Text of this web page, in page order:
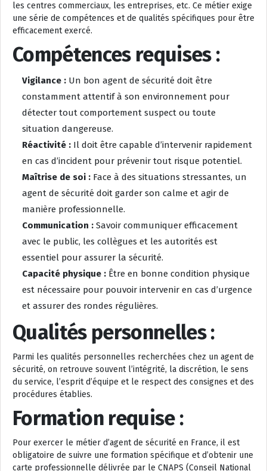
les centres commerciaux, les entreprises, etc. Ce métier exige
une série de compétences et de qualités spécifiques pour être
efficacement exercé.
Compétences requises :
Vigilance : Un bon agent de sécurité doit être
constamment attentif à son environnement pour
détecter tout comportement suspect ou toute
situation dangereuse.
Réactivité : Il doit être capable d’intervenir rapidement
en cas d’incident pour prévenir tout risque potentiel.
Maîtrise de soi : Face à des situations stressantes, un
agent de sécurité doit garder son calme et agir de
manière professionnelle.
Communication : Savoir communiquer efficacement
avec le public, les collègues et les autorités est
essentiel pour assurer la sécurité.
Capacité physique : Être en bonne condition physique
est nécessaire pour pouvoir intervenir en cas d’urgence
et assurer des rondes régulières.
Qualités personnelles :
Parmi les qualités personnelles recherchées chez un agent de
sécurité, on retrouve souvent l’intégrité, la discrétion, le sens
du service, l’esprit d’équipe et le respect des consignes et des
procédures établies.
Formation requise :
Pour exercer le métier d’agent de sécurité en France, il est
obligatoire de suivre une formation spécifique et d’obtenir une
carte professionnelle délivrée par le CNAPS (Conseil National